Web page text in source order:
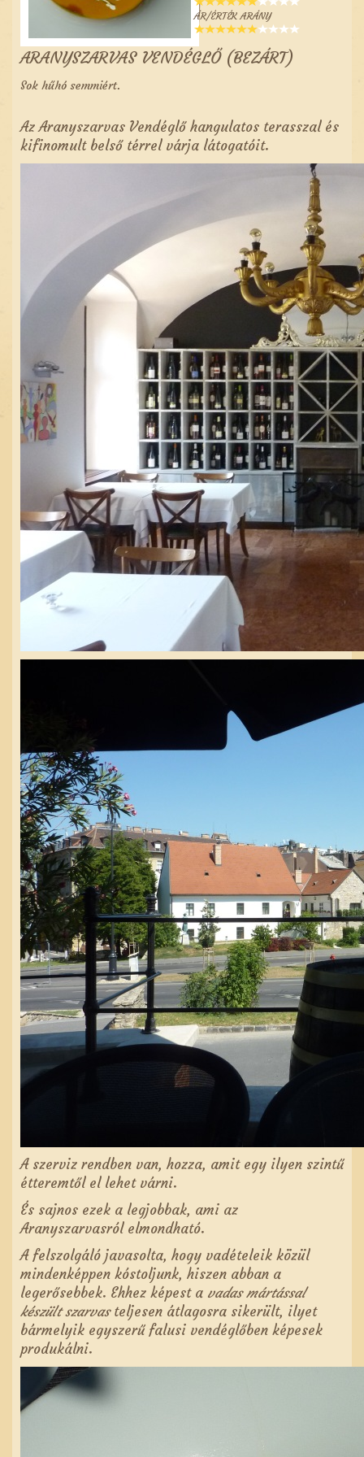
ÁR/ÉRTÉK ARÁNY
ARANYSZARVAS VENDÉGLŐ (BEZÁRT)
Sok hűhó semmiért.
Az Aranyszarvas Vendéglő hangulatos terasszal és
kifinomult belső térrel várja látogatóit.
A szerviz rendben van, hozza, amit egy ilyen szintű
étteremtől el lehet várni.
És sajnos ezek a legjobbak, ami az
Aranyszarvasról elmondható.
A felszolgáló javasolta, hogy vadételeik közül
mindenképpen kóstoljunk, hiszen abban a
legerősebbek. Ehhez képest a vadas mártással
készült szarvasteljesen átlagosra sikerült, ilyet
bármelyik egyszerű falusi vendéglőben képesek
produkálni.